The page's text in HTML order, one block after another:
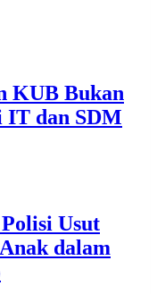
KUB Bukan
IT dan SDM
Usut
dalam